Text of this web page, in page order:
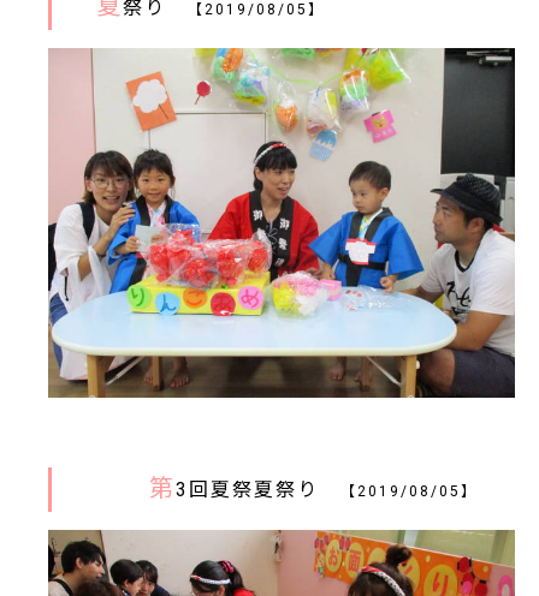
夏祭り 【2019/08/05】
第3回夏祭夏祭り 【2019/08/05】